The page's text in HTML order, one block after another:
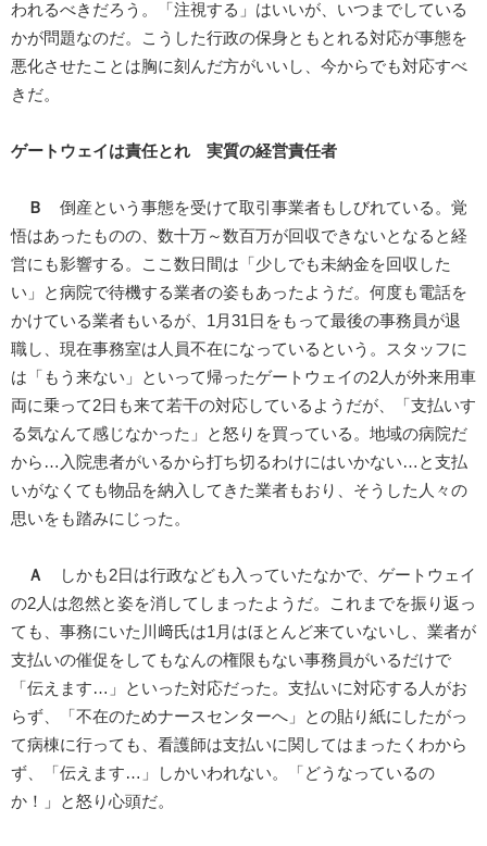
われるべきだろう。「注視する」はいいが、いつまでしている
かが問題なのだ。こうした行政の保身ともとれる対応が事態を
悪化させたことは胸に刻んだ方がいいし、今からでも対応すべ
きだ。
ゲートウェイは責任とれ 実質の経営責任者
Ｂ
倒産という事態を受けて取引事業者もしびれている。覚
悟はあったものの、数十万～数百万が回収できないとなると経
営にも影響する。ここ数日間は「少しでも未納金を回収した
い」と病院で待機する業者の姿もあったようだ。何度も電話を
かけている業者もいるが、1月31日をもって最後の事務員が退
職し、現在事務室は人員不在になっているという。スタッフに
は「もう来ない」といって帰ったゲートウェイの2人が外来用車
両に乗って2日も来て若干の対応しているようだが、「支払いす
る気なんて感じなかった」と怒りを買っている。地域の病院だ
から…入院患者がいるから打ち切るわけにはいかない…と支払
いがなくても物品を納入してきた業者もおり、そうした人々の
思いをも踏みにじった。
Ａ
しかも2日は行政なども入っていたなかで、ゲートウェイ
の2人は忽然と姿を消してしまったようだ。これまでを振り返っ
ても、事務にいた川﨑氏は1月はほとんど来ていないし、業者が
支払いの催促をしてもなんの権限もない事務員がいるだけで
「伝えます…」といった対応だった。支払いに対応する人がお
らず、「不在のためナースセンターへ」との貼り紙にしたがっ
て病棟に行っても、看護師は支払いに関してはまったくわから
ず、「伝えます…」しかいわれない。「どうなっているの
か！」と怒り心頭だ。